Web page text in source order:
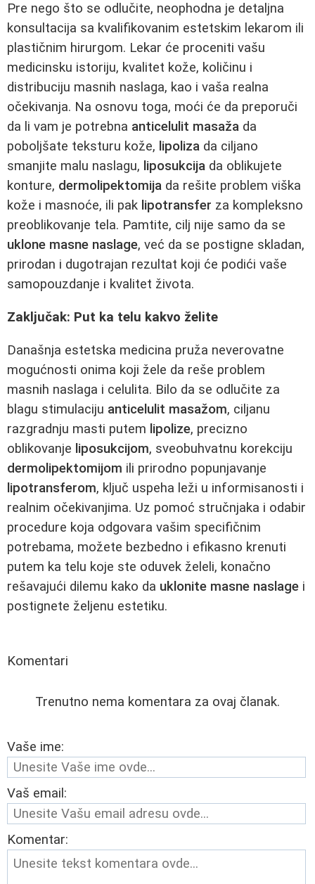
Pre nego što se odlučite, neophodna je detaljna
konsultacija sa kvalifikovanim estetskim lekarom ili
plastičnim hirurgom. Lekar će proceniti vašu
medicinsku istoriju, kvalitet kože, količinu i
distribuciju masnih naslaga, kao i vaša realna
očekivanja. Na osnovu toga, moći će da preporuči
da li vam je potrebna anticelulit masaža da
poboljšate teksturu kože, lipoliza da ciljano
smanjite malu naslagu, liposukcija da oblikujete
konture, dermolipektomija da rešite problem viška
kože i masnoće, ili pak lipotransfer za kompleksno
preoblikovanje tela. Pamtite, cilj nije samo da se
uklone masne naslage, već da se postigne skladan,
prirodan i dugotrajan rezultat koji će podići vaše
samopouzdanje i kvalitet života.
Zaključak: Put ka telu kakvo želite
Današnja estetska medicina pruža neverovatne
mogućnosti onima koji žele da reše problem
masnih naslaga i celulita. Bilo da se odlučite za
blagu stimulaciju anticelulit masažom, ciljanu
razgradnju masti putem lipolize, precizno
oblikovanje liposukcijom, sveobuhvatnu korekciju
dermolipektomijom ili prirodno popunjavanje
lipotransferom, ključ uspeha leži u informisanosti i
realnim očekivanjima. Uz pomoć stručnjaka i odabir
procedure koja odgovara vašim specifičnim
potrebama, možete bezbedno i efikasno krenuti
putem ka telu koje ste oduvek želeli, konačno
rešavajući dilemu kako da uklonite masne naslage i
postignete željenu estetiku.
Komentari
Trenutno nema komentara za ovaj članak.
Vaše ime:
Vaš email:
Komentar: